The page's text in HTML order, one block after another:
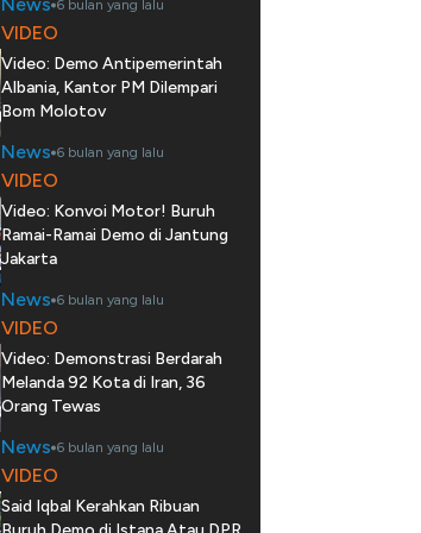
6 bulan yang lalu
VIDEO
Video: Demo Antipemerintah
Albania, Kantor PM Dilempari
Bom Molotov
News 6 bulan yang lalu
VIDEO
Video: Konvoi Motor! Buruh
Ramai-Ramai Demo di Jantung
Jakarta
News 6 bulan yang lalu
VIDEO
Video: Demonstrasi Berdarah
Melanda 92 Kota di Iran, 36
Orang Tewas
News 6 bulan yang lalu
VIDEO
Said Iqbal Kerahkan Ribuan